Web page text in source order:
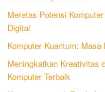
Meretas Potensi
Digital
Komputer Kuantum: Masa
Meningkatkan Kreativitas
Komputer Terbaik